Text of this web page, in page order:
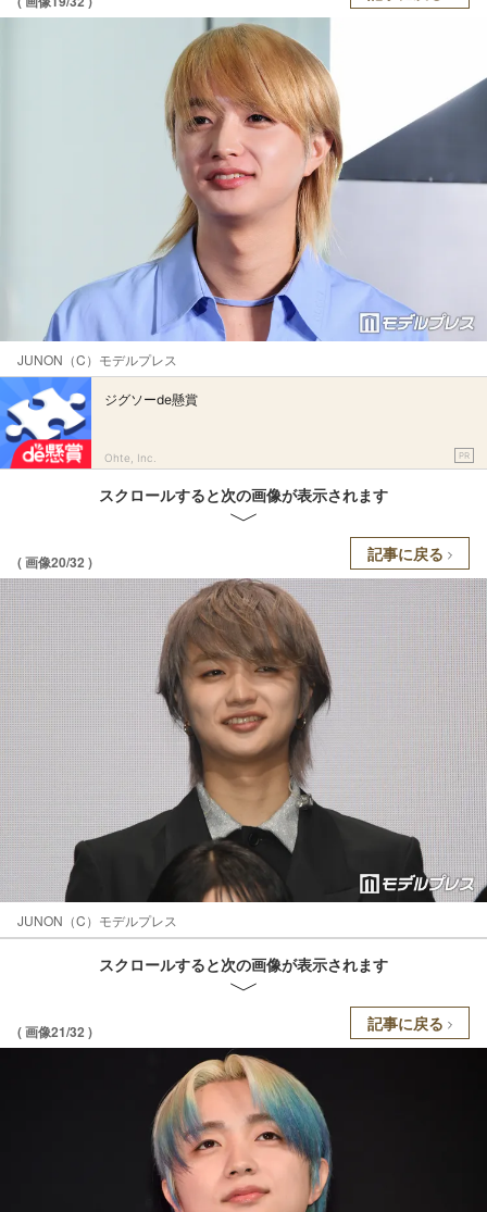
JUNON（C）モデルプレス
ジグソーde懸賞
Ohte, Inc. PR
スクロールすると次の画像が表示されます
( 画像20/32 ) 記事に戻る
JUNON（C）モデルプレス
スクロールすると次の画像が表示されます
( 画像21/32 ) 記事に戻る